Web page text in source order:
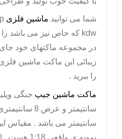
شما می توانید ماشین فلزی
kdw که خاص نیز می باشد را
در مجموعه ماکتهای خود
زیبائی این ماکت ماشین
را ببرید .
ماکت ماشین جیپ
سانتیمتر می باشد . مقیاس
نمونه ی